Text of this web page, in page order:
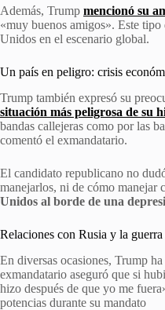
Además, Trump mencionó su
«muy buenos amigos». Este
Unidos en el escenario global.
Un país en peligro: crisis
Trump también expresó su
situación más peligrosa de su
bandas callejeras como por las
comentó el exmandatario.
El candidato republicano no
manejarlos, ni de cómo manejar
Unidos al borde de una
Relaciones con Rusia y la
En diversas ocasiones, Trump
exmandatario aseguró que si
hizo después de que yo me
potencias durante su mandato